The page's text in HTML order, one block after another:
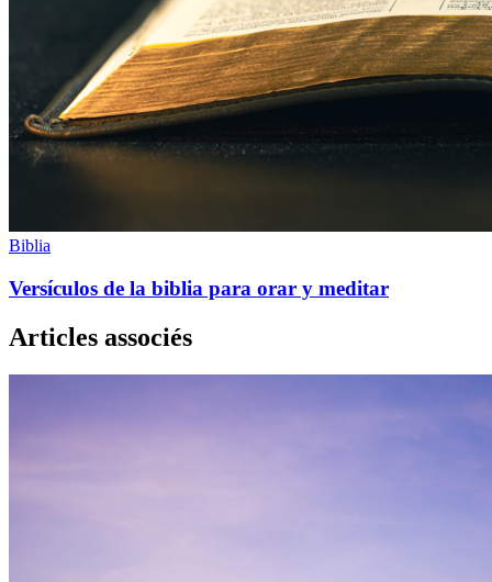
Biblia
Versículos de la biblia para orar y meditar
Articles associés